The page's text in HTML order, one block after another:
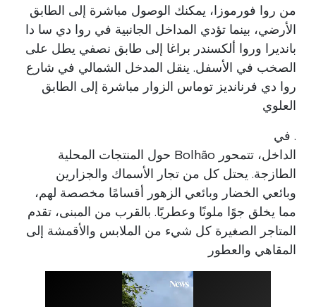
من روا فورموزا، يمكنك الوصول مباشرة إلى الطابق
الأرضي، بينما تؤدي المداخل الجانبية في روا دي سا دا
بانديرا وروا ألكسندر براغا إلى طابق نصفي يطل على
الصخب في الأسفل. ينقل المدخل الشمالي في شارع
روا دي فرنانديز توماس الزوار مباشرة إلى الطابق
العلوي
. في
الداخل، تتمحور Bolhão حول المنتجات المحلية
الطازجة. يحتل كل من تجار الأسماك والجزارين
وبائعي الخضار وبائعي الزهور أقسامًا مخصصة لهم،
مما يخلق جوًا ملونًا وعطريًا. بالقرب من المبنى، تقدم
المتاجر الصغيرة كل شيء من الملابس والأقمشة إلى
المقاهي والعطور